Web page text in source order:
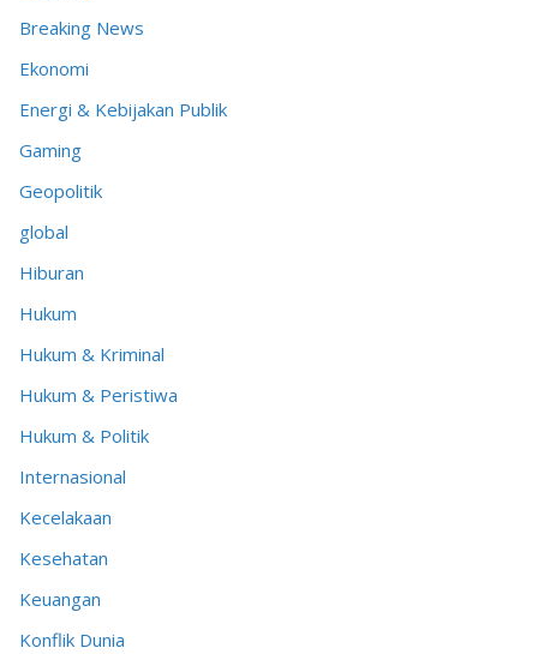
Breaking News
Ekonomi
Energi & Kebijakan Publik
Gaming
Geopolitik
global
Hiburan
Hukum
Hukum & Kriminal
Hukum & Peristiwa
Hukum & Politik
Internasional
Kecelakaan
Kesehatan
Keuangan
Konflik Dunia